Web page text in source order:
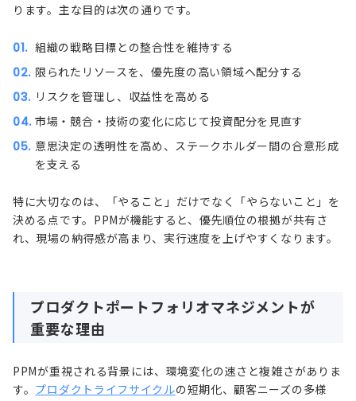
ります。主な目的は次の通りです。
組織の戦略目標との整合性を維持する
限られたリソースを、優先度の高い領域へ配分する
リスクを管理し、収益性を高める
市場・競合・技術の変化に応じて投資配分を見直す
意思決定の透明性を高め、ステークホルダー間の合意形成
を支える
特に大切なのは、「やること」だけでなく「やらないこと」を
決める点です。PPMが機能すると、優先順位の根拠が共有さ
れ、現場の納得感が高まり、実行速度を上げやすくなります。
プロダクトポートフォリオマネジメントが
重要な理由
PPMが重視される背景には、環境変化の速さと複雑さがありま
す。 プロダクトライフサイクルの短期化、顧客ニーズの多様